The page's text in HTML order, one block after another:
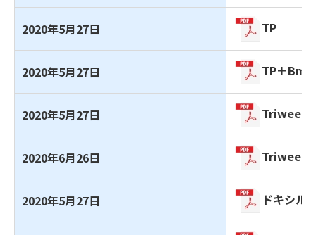
2020年5月27日 TP
2020年5月27日 TP＋
2020年5月27日
2020年6月26日
2020年5月27日 ドキシル